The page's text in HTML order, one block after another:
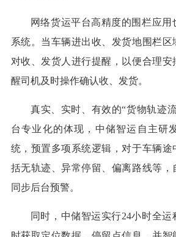
网络货运平台高精度的围栏应用
系统。当车辆进出收、发货地围栏区
对收、发货人进行提醒，以便合理安
醒司机及时操作确认收、发货。
真实、实时、有效的“货物轨迹
台专业化的体现，中储智运自主研
统，预置多项系统逻辑，对于车辆途
括无轨迹、异常停留、偏离路线等，
同步后台预警。
同时，中储智运实行24小时全